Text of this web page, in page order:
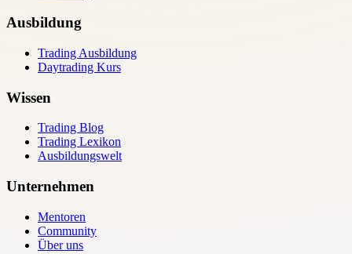
Ausbildung
Trading Ausbildung
Daytrading Kurs
Wissen
Trading Blog
Trading Lexikon
Ausbildungswelt
Unternehmen
Mentoren
Community
Über uns